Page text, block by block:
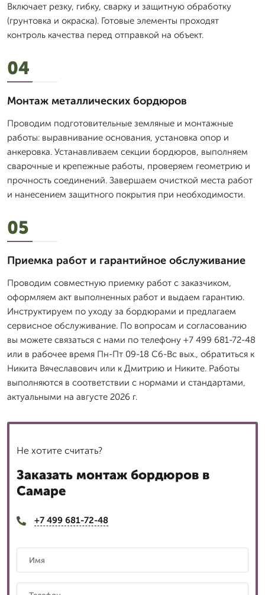
Включает резку, гибку, сварку и защитную обработку
(грунтовка и окраска). Готовые элементы проходят
контроль качества перед отправкой на объект.
04
Монтаж металлических бордюров
Проводим подготовительные земляные и монтажные
работы: выравнивание основания, установка опор и
анкеровка. Устанавливаем секции бордюров, выполняем
сварочные и крепежные работы, проверяем геометрию и
прочность соединений. Завершаем очисткой места работ
и нанесением защитного покрытия при необходимости.
05
Приемка работ и гарантийное обслуживание
Проводим совместную приемку работ с заказчиком,
оформляем акт выполненных работ и выдаем гарантию.
Инструктируем по уходу за бордюрами и предлагаем
сервисное обслуживание. По вопросам и согласованию
вы можете связаться с нами по телефону +7 499 681-72-48
или в рабочее время Пн-Пт 09-18 Сб-Вс вых., обратиться к
Никита Вячеславович или к Дмитрию и Никите. Работы
выполняются в соответствии с нормами и стандартами,
актуальными на августе 2026 г.
Не хотите считать?
Заказать монтаж бордюров в
Самаре
+7 499 681-72-48